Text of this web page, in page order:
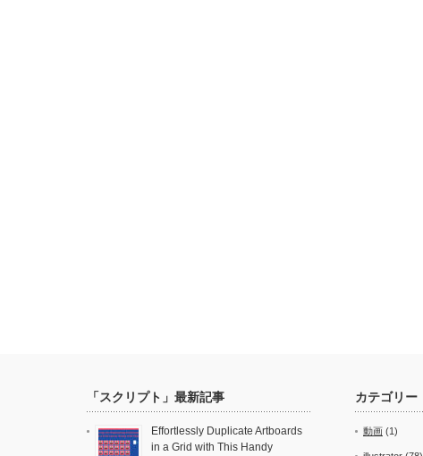
「スクリプト」最新記事
Effortlessly Duplicate Artboards
in a Grid with This Handy
カテゴリー
動画 (1)